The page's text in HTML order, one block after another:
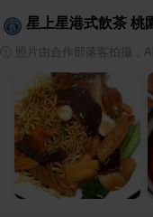
星上星港式飲茶 桃
照片由合作部落客拍攝，